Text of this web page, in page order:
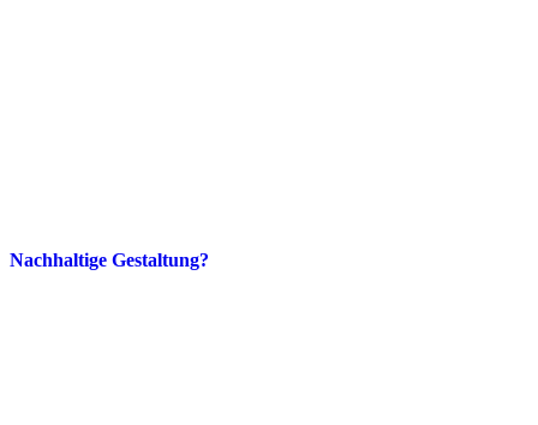
Nachhaltige Gestaltung?